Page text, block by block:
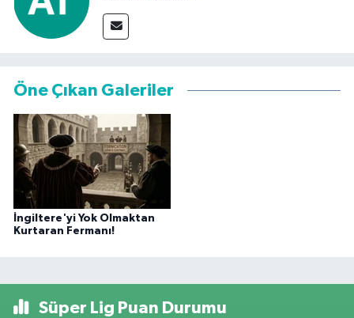
Öne Çıkan Galeriler
İngiltere'yi Yok Olmaktan
Kurtaran Fermanı!
Süper Lig Puan Durumu